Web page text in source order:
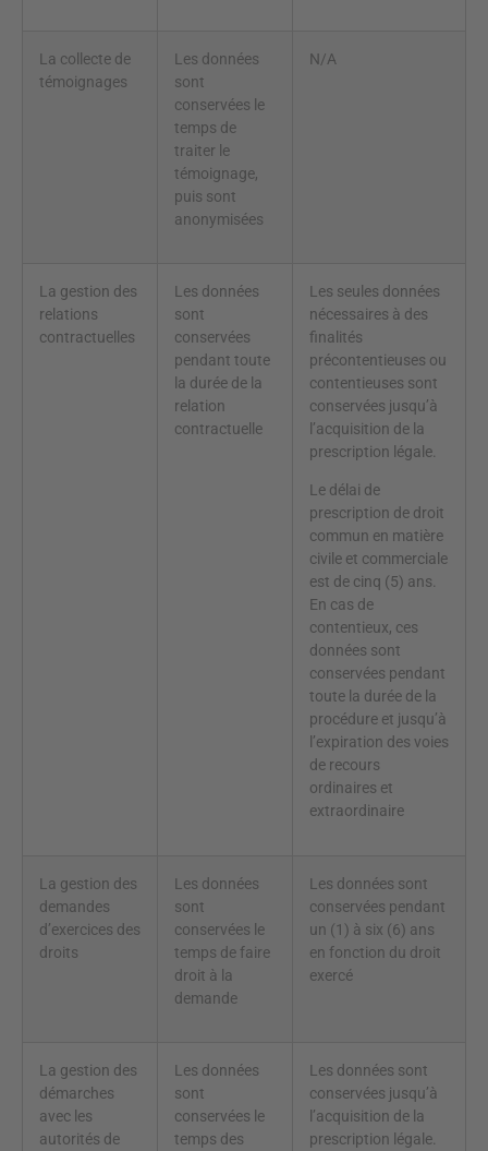
La collecte de
témoignages
Les données
sont
conservées le
temps de
traiter le
témoignage,
puis sont
anonymisées
N/A
La gestion des
relations
contractuelles
Les données
sont
conservées
pendant toute
la durée de la
relation
contractuelle
Les seules données
nécessaires à des
finalités
précontentieuses ou
contentieuses sont
conservées jusqu’à
l’acquisition de la
prescription légale.
Le délai de
prescription de droit
commun en matière
civile et commerciale
est de cinq (5) ans.
En cas de
contentieux, ces
données sont
conservées pendant
toute la durée de la
procédure et jusqu’à
l’expiration des voies
de recours
ordinaires et
extraordinaire
La gestion des
demandes
d’exercices des
droits
Les données
sont
conservées le
temps de faire
droit à la
demande
Les données sont
conservées pendant
un (1) à six (6) ans
en fonction du droit
exercé
La gestion des
démarches
avec les
autorités de
Les données
sont
conservées le
temps des
Les données sont
conservées jusqu’à
l’acquisition de la
prescription légale.